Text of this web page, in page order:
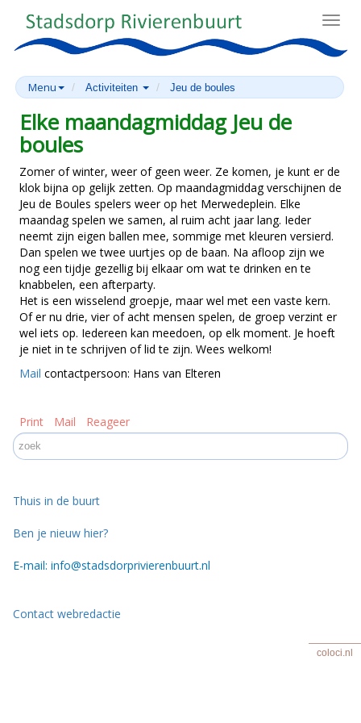
Menu Activiteiten Jeu de boules
Elke maandagmiddag Jeu de
boules
Zomer of winter, weer of geen weer. Ze komen, je kunt er de
klok bijna op gelijk zetten. Op maandagmiddag verschijnen de
Jeu de Boules spelers weer op het Merwedeplein. Elke
maandag spelen we samen, al ruim acht jaar lang. Ieder
neemt zijn eigen ballen mee, sommige met kleuren versierd.
Dan spelen we twee uurtjes op de baan. Na afloop zijn we
nog een tijdje gezellig bij elkaar om wat te drinken en te
knabbelen, een afterparty.
Het is een wisselend groepje, maar wel met een vaste kern.
Of er nu drie, vier of acht mensen spelen, de groep verzint er
wel iets op. Iedereen kan meedoen, op elk moment. Je hoeft
je niet in te schrijven of lid te zijn. Wees welkom!
Mail contactpersoon: Hans van Elteren
Print Mail Reageer
Thuis in de buurt
Ben je nieuw hier?
E-mail: info@stadsdorprivierenbuurt.nl
Contact webredactie
coloci.nl